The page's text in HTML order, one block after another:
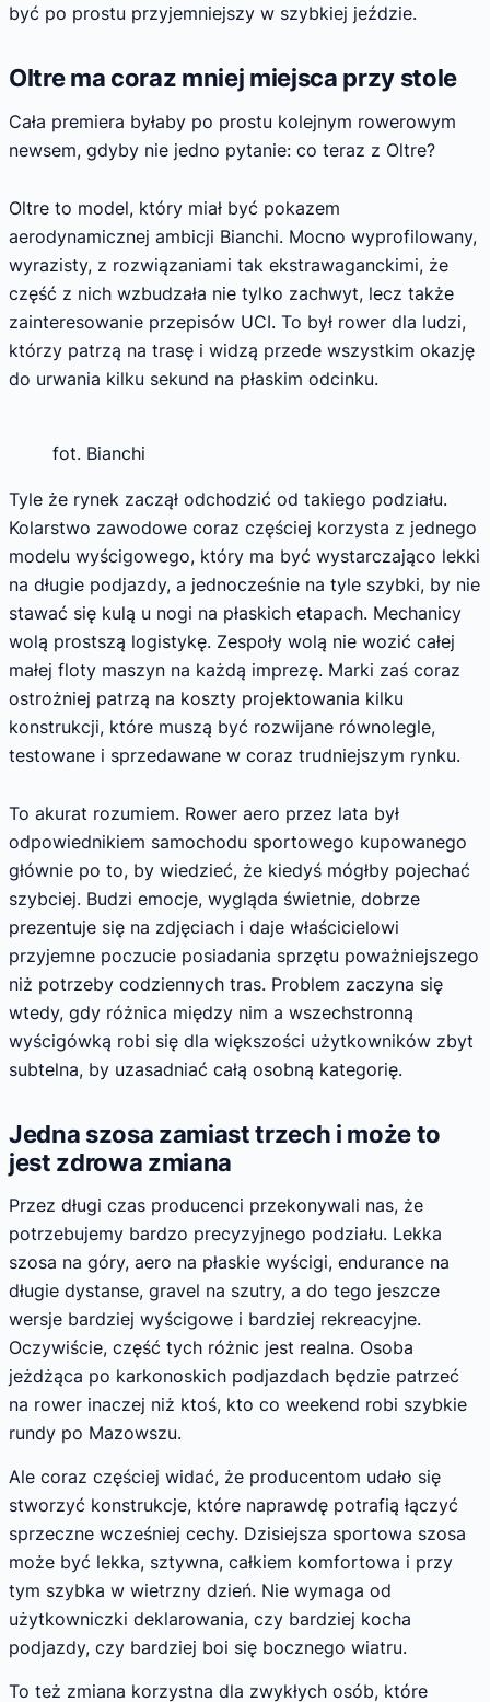
być po prostu przyjemniejszy w szybkiej jeździe.
Oltre ma coraz mniej miejsca przy stole
Cała premiera byłaby po prostu kolejnym rowerowym
newsem, gdyby nie jedno pytanie: co teraz z Oltre?
Oltre to model, który miał być pokazem
aerodynamicznej ambicji Bianchi. Mocno wyprofilowany,
wyrazisty, z rozwiązaniami tak ekstrawaganckimi, że
część z nich wzbudzała nie tylko zachwyt, lecz także
zainteresowanie przepisów UCI. To był rower dla ludzi,
którzy patrzą na trasę i widzą przede wszystkim okazję
do urwania kilku sekund na płaskim odcinku.
fot. Bianchi
Tyle że rynek zaczął odchodzić od takiego podziału.
Kolarstwo zawodowe coraz częściej korzysta z jednego
modelu wyścigowego, który ma być wystarczająco lekki
na długie podjazdy, a jednocześnie na tyle szybki, by nie
stawać się kulą u nogi na płaskich etapach. Mechanicy
wolą prostszą logistykę. Zespoły wolą nie wozić całej
małej floty maszyn na każdą imprezę. Marki zaś coraz
ostrożniej patrzą na koszty projektowania kilku
konstrukcji, które muszą być rozwijane równolegle,
testowane i sprzedawane w coraz trudniejszym rynku.
To akurat rozumiem. Rower aero przez lata był
odpowiednikiem samochodu sportowego kupowanego
głównie po to, by wiedzieć, że kiedyś mógłby pojechać
szybciej. Budzi emocje, wygląda świetnie, dobrze
prezentuje się na zdjęciach i daje właścicielowi
przyjemne poczucie posiadania sprzętu poważniejszego
niż potrzeby codziennych tras. Problem zaczyna się
wtedy, gdy różnica między nim a wszechstronną
wyścigówką robi się dla większości użytkowników zbyt
subtelna, by uzasadniać całą osobną kategorię.
Jedna szosa zamiast trzech i może to
jest zdrowa zmiana
Przez długi czas producenci przekonywali nas, że
potrzebujemy bardzo precyzyjnego podziału. Lekka
szosa na góry, aero na płaskie wyścigi, endurance na
długie dystanse, gravel na szutry, a do tego jeszcze
wersje bardziej wyścigowe i bardziej rekreacyjne.
Oczywiście, część tych różnic jest realna. Osoba
jeżdżąca po karkonoskich podjazdach będzie patrzeć
na rower inaczej niż ktoś, kto co weekend robi szybkie
rundy po Mazowszu.
Ale coraz częściej widać, że producentom udało się
stworzyć konstrukcje, które naprawdę potrafią łączyć
sprzeczne wcześniej cechy. Dzisiejsza sportowa szosa
może być lekka, sztywna, całkiem komfortowa i przy
tym szybka w wietrzny dzień. Nie wymaga od
użytkowniczki deklarowania, czy bardziej kocha
podjazdy, czy bardziej boi się bocznego wiatru.
To też zmiana korzystna dla zwykłych osób, które